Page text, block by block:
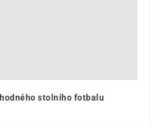
stolního fotbalu